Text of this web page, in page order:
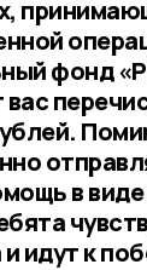
фонд
в
идут к